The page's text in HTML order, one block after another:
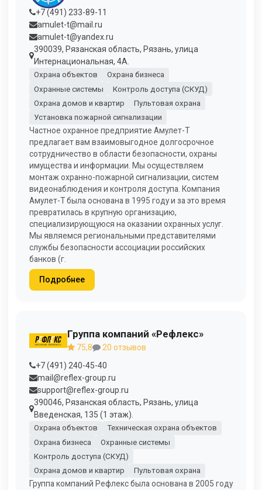
+7 (491) 233-89-11
amulet-t@mail.ru
amulet-t@yandex.ru
390039, Рязанская область, Рязань, улица
Интернациональная, 4А.
Охрана объектов
Охрана бизнеса
Охранные системы
Контроль доступа (СКУД)
Охрана домов и квартир
Пультовая охрана
Установка пожарной сигнализации
Частное охранное предприятие Амулет-Т
предлагает вам взаимовыгодное долгосрочное
сотрудничество в области безопасности, охраны
имущества и информации. Мы осуществляем
монтаж охранно-пожарной сигнализации, систем
видеонаблюдения и контроля доступа. Компания
Амулет-Т была основана в 1995 году и за это время
превратилась в крупную организацию,
специализирующуюся на оказании охранных услуг.
Мы являемся региональными представителями
службы безопасности ассоциации российских
банков (г.
Подробнее
Группа компаний «Рефлекс»
75,8
20 отзывов
+7 (491) 240-45-40
mail@reflex-group.ru
support@reflex-group.ru
390046, Рязанская область, Рязань, улица
Введенская, 135 (1 этаж).
Охрана объектов
Техническая охрана объектов
Охрана бизнеса
Охранные системы
Контроль доступа (СКУД)
Охрана домов и квартир
Пультовая охрана
Группа компаний Рефлекс была основана в 2005 году